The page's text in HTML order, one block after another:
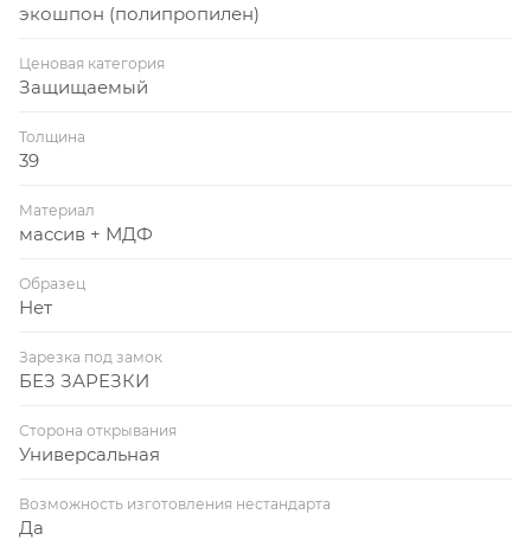
экошпон (полипропилен)
Ценовая категория
Защищаемый
Толщина
39
Материал
массив + МДФ
Образец
Нет
Зарезка под замок
БЕЗ ЗАРЕЗКИ
Сторона открывания
Универсальная
Возможность изготовления нестандарта
Да